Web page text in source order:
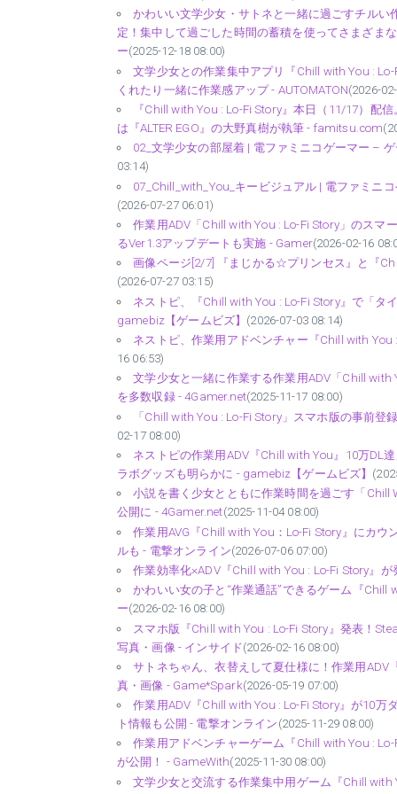
かわいい文学少女・サトネと一緒に過ごすチル
定！集中して過ごした時間の蓄積を使ってさまざま
ー(2025-12-18 08:00)
文学少女との作業集中アプリ『Chill with You :
くれたり一緒に作業感アップ - AUTOMATON(2026-
『Chill with You : Lo-Fi Story』本日（11/17）配
は『ALTER EGO』の大野真樹が執筆 - famitsu.com
02_文学少女の部屋着 | 電ファミニコゲーマー –
03:14)
07_Chill_with_You_キービジュアル | 電ファミニ
(2026-07-27 06:01)
作業用ADV「Chill with You : Lo-Fi Story」のスマ
るVer1.3アップデートも実施 - Gamer(2026-02-16
画像ページ[2/7] 『まじかる☆プリンセス』と『
(2026-07-27 03:15)
ネストピ、『Chill with You : Lo-Fi Story』で「タ
gamebiz【ゲームビズ】 (2026-07-03 08:14)
ネストピ、作業用アドベンチャー『Chill with
16 06:53)
文学少女と一緒に作業する作業用ADV「Chill
を多数収録 - 4Gamer.net(2025-11-17 08:00)
「Chill with You : Lo-Fi Story」スマホ版の事前登
02-17 08:00)
ネストピの作業用ADV『Chill with You』10万DL
ラボグッズも明らかに - gamebiz【ゲームビズ】
小説を書く少女とともに作業時間を過ごす「
公開に - 4Gamer.net(2025-11-04 08:00)
作業用AVG『Chill with You：Lo-Fi Story』にカ
ルも - 電撃オンライン(2026-07-06 07:00)
作業効率化×ADV『Chill with You : Lo-Fi Story』
かわいい女の子と“作業通話”できるゲーム『Chill
ー(2026-02-16 08:00)
スマホ版『Chill with You : Lo-Fi Story』発表！
写真・画像 - インサイド(2026-02-16 08:00)
サトネちゃん、衣替えして夏仕様に！作業用
真・画像 - Game*Spark(2026-05-19 07:00)
作業用ADV『Chill with You : Lo-Fi Story』が10万
ト情報も公開 - 電撃オンライン (2025-11-29 08:00)
作業用アドベンチャーゲーム『Chill with You :
が公開！ - GameWith(2025-11-30 08:00)
文学少女と交流する作業集中用ゲーム『Chill with